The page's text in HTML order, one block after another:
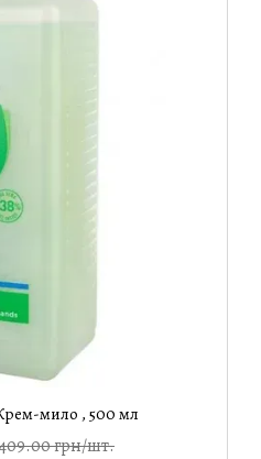
мило , 500 мл
409.00 грн/шт.